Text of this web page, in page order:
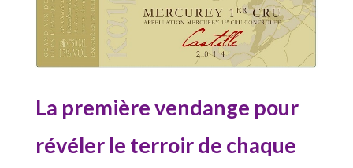
La première vendange pour
révéler le terroir de chaque